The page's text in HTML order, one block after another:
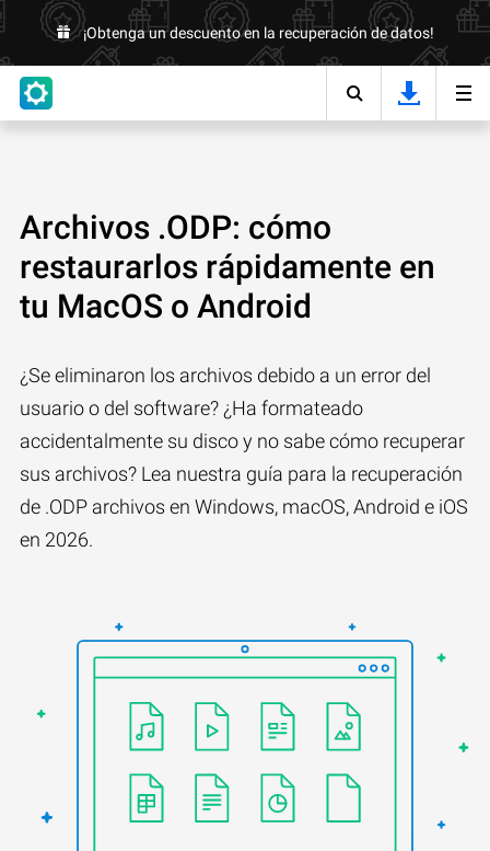
¡Obtenga un descuento en la recuperación de datos!
Archivos .ODP: cómo
restaurarlos rápidamente en
tu MacOS o Android
¿Se eliminaron los archivos debido a un error del
usuario o del software? ¿Ha formateado
accidentalmente su disco y no sabe cómo recuperar
sus archivos? Lea nuestra guía para la recuperación
de .ODP archivos en Windows, macOS, Android e iOS
en 2026.